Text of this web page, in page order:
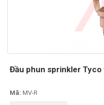
Đầu phun sprinkler
Mã: MV-R